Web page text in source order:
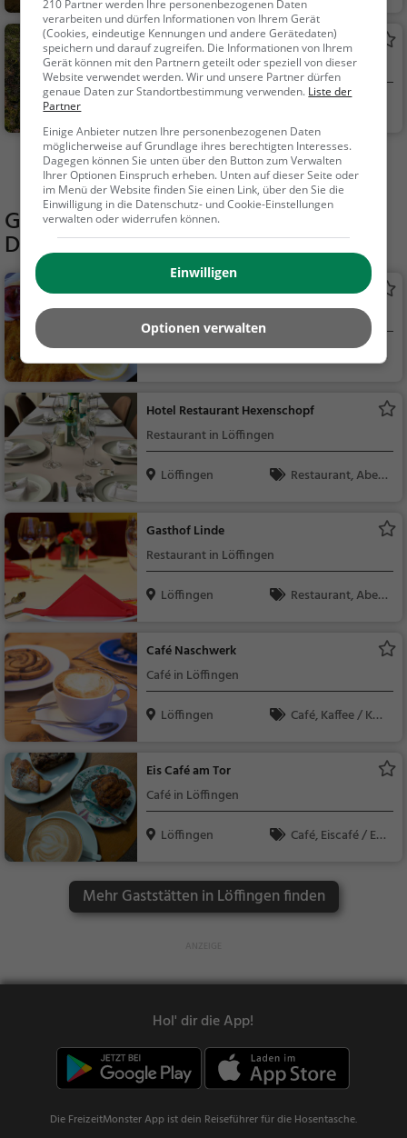
Natur, Sehenswürdig
keit
Rötenbach Wasserfall
Wasserfall in Löffingen
Natur, Sehenswürdig
keit
Mehr Aktivitäten in Löffingen finden
Gaststätten in der Nähe von Freibad
Dittishausen Löffingen
Gasthaus zum Rössle
Restaurant, Deuts
Hotel Restaurant Hexenschopf
Restaurant in Löffingen
Löffingen
Restaurant, Aben
Gasthof Linde
Restaurant in Löffingen
Löffingen
Restaurant, Aben
Café Naschwerk
Café in Löffingen
Löffingen
Café, Kaffee / Kuc
Eis Café am Tor
Café in Löffingen
Löffingen
Café, Eiscafé / Eis
n, Frühstück, Gebäck
/ Teigwaren, Eisdiele
Mehr Gaststätten in Löffingen finden
Hol' dir die App!
Die FreizeitMonster App ist dein Reiseführer für die Hosentasche.
210 Partner werden Ihre personenbezogenen Daten
verarbeiten und dürfen Informationen von Ihrem Gerät
(Cookies, eindeutige Kennungen und andere Gerätedaten)
speichern und darauf zugreifen. Die Informationen von Ihrem
Gerät können mit den Partnern geteilt oder speziell von dieser
Website verwendet werden. Wir und unsere Partner dürfen
genaue Daten zur Standortbestimmung verwenden. Liste der
Partner
Einige Anbieter nutzen Ihre personenbezogenen Daten
möglicherweise auf Grundlage ihres berechtigten Interesses.
Dagegen können Sie unten über den Button zum Verwalten
Ihrer Optionen Einspruch erheben. Unten auf dieser Seite oder
im Menü der Website finden Sie einen Link, über den Sie die
Einwilligung in die Datenschutz- und Cookie-Einstellungen
verwalten oder widerrufen können.
Einwilligen
Optionen verwalten